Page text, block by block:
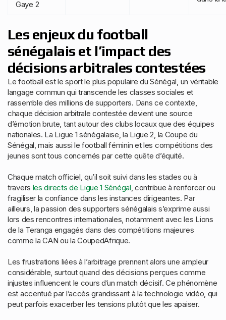
Gaye 2
Les enjeux du football
sénégalais et l’impact des
décisions arbitrales contestées
Le football est le sport le plus populaire du Sénégal, un véritable
langage commun qui transcende les classes sociales et
rassemble des millions de supporters. Dans ce contexte,
chaque décision arbitrale contestée devient une source
d’émotion brute, tant autour des clubs locaux que des équipes
nationales. La Ligue 1 sénégalaise, la Ligue 2, la Coupe du
Sénégal, mais aussi le football féminin et les compétitions des
jeunes sont tous concernés par cette quête d’équité.
Chaque match officiel, qu’il soit suivi dans les stades ou à
travers les directs de Ligue 1 Sénégal, contribue à renforcer ou
fragiliser la confiance dans les instances dirigeantes. Par
ailleurs, la passion des supporters sénégalais s’exprime aussi
lors des rencontres internationales, notamment avec les Lions
de la Teranga engagés dans des compétitions majeures
comme la CAN ou la CoupedAfrique.
Les frustrations liées à l’arbitrage prennent alors une ampleur
considérable, surtout quand des décisions perçues comme
injustes influencent le cours d’un match décisif. Ce phénomène
est accentué par l’accès grandissant à la technologie vidéo, qui
peut parfois exacerber les tensions plutôt que les apaiser.